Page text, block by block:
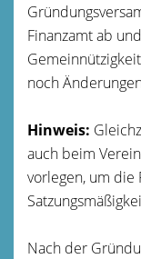
Finanzamt ab
noch
Hinweis:
auch beim
vorlegen, um die
Nach der